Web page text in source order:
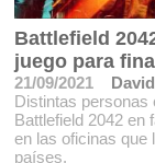
Battlefield
juego para
21/09/2021
Distintas personas
Battlefield 2042 en
en las oficinas que
países.